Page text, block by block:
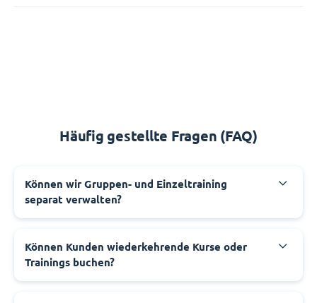
Häufig gestellte Fragen (FAQ)
Können wir Gruppen- und Einzeltraining
separat verwalten?
Können Kunden wiederkehrende Kurse oder
Trainings buchen?